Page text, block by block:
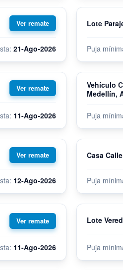
21-Ago-2026
Lote
11-Ago-2026
Vehículo
Medellín,
12-Ago-2026
Casa
11-Ago-2026
Lote